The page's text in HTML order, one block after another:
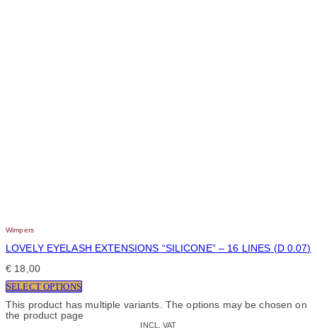
Wimpers
LOVELY EYELASH EXTENSIONS “SILICONE” – 16 LINES (D 0.07)
€ 18,00
SELECT OPTIONS
This product has multiple variants. The options may be chosen on
the product page
INCL. VAT